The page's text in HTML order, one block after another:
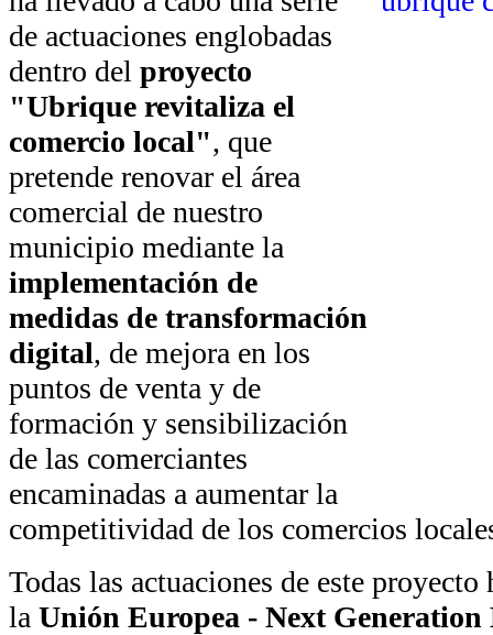
de actuaciones englobadas
dentro del proyecto
"Ubrique revitaliza el
comercio local", que
pretende renovar el área
comercial de nuestro
municipio mediante la
implementación de
medidas de transformación
digital, de mejora en los
puntos de venta y de
formación y sensibilización
de las comerciantes
encaminadas a aumentar la
competitividad de los comercios
Todas las actuaciones de este
la Unión Europea - Next Generation